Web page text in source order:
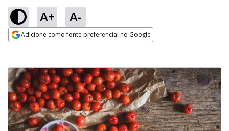
A+ A-
Adicione como fonte preferencial no Google